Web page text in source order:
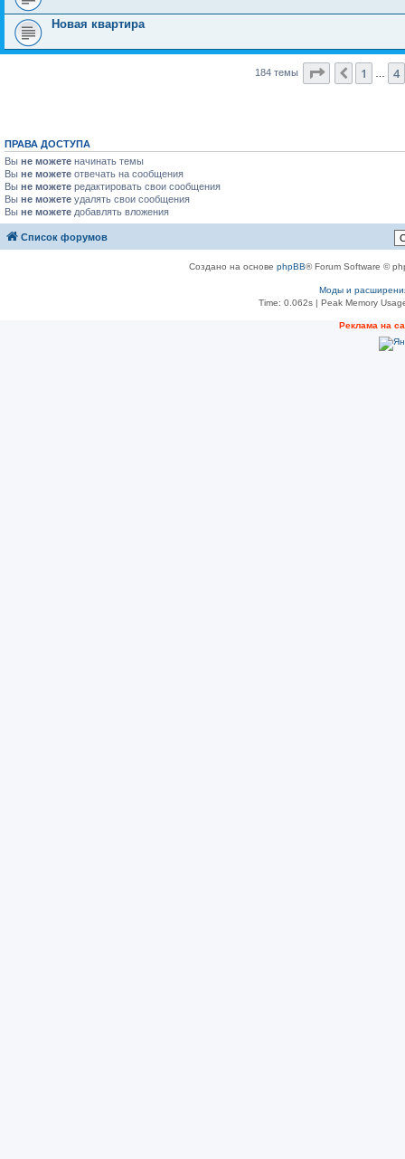
Новая квартира
184 темы Страница
Пред.
1 4
ПРАВА ДОСТУПА
Вы не можете начинать темы
Вы не можете отвечать на сообщения
Вы не можете редактировать свои сообщения
Вы не можете удалять свои сообщения
Вы не можете добавлять вложения
Список форумов
Создано на основе phpBB® Forum Software ©
Моды и
Time: 0.062s| Peak Memory
Реклама на